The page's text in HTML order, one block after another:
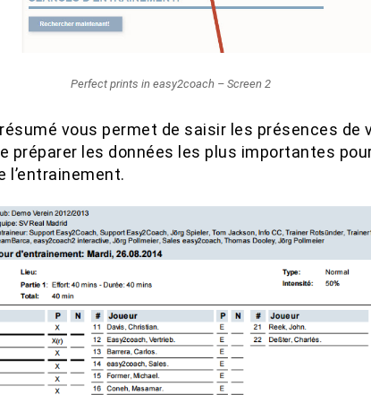
Perfect prints in easy2coach – Screen 2
vous permet de saisir les présences de
préparer les données les plus importantes
l’entrainement.